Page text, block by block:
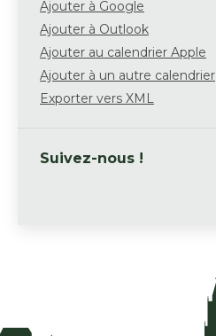
Ajouter à Google
Ajouter à Outlook
Ajouter au calendrier Apple
Ajouter à un autre calendrier
Exporter vers XML
Suivez-nous !